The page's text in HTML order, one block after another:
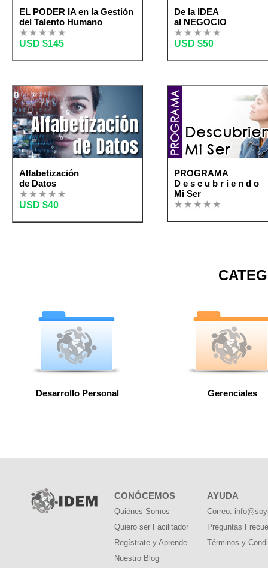
EL PODER IA en la Gestión
del Talento Humano
USD $145
De la IDEA
al NEGOCIO
USD $50
Alfabetización
de Datos
USD $40
PROGRAMA
D e s c u b r i e n d o
Mi Ser
Desarrollo Personal Gerenciales
CONÓCEMOS
Quiénes Somos
Quiero ser Facilitador
Regístrate y Aprende
Nuestro Blog
AYUDA
Correo:
Preguntas
Términos y